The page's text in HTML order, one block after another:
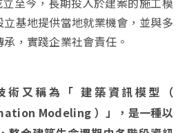
基地提供當地就業機會，並與多
，實踐企業社會責任。
術又稱為「 建築資訊模型（
Modeling ）」，是一種以